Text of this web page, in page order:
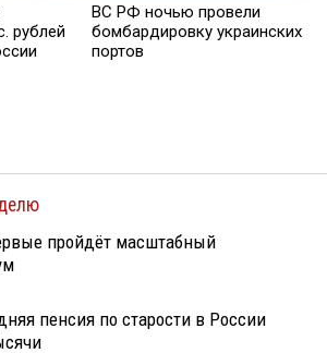
рублей
ВС РФ ночью провели
бомбардировку украинских
портов
пройдёт масштабный
пенсия по старости в России